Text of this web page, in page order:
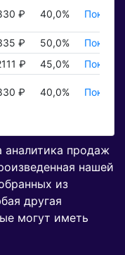
₽ 40,0%
₽ 50,0%
₽ 45,0%
₽ 40,0%
аналитика продаж
нашей
из
другая
могут иметь